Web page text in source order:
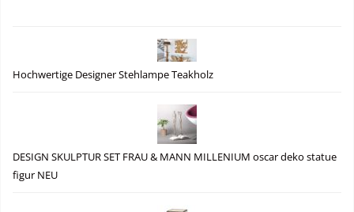
Hochwertige Designer Stehlampe Teakholz
DESIGN SKULPTUR SET FRAU & MANN MILLENIUM oscar deko statue
figur NEU